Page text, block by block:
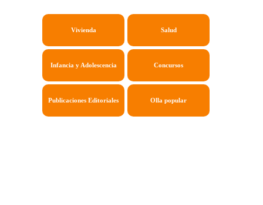
Vivienda Salud
Infancia y Adolescencia Concursos
Publicaciones Editoriales Olla popular